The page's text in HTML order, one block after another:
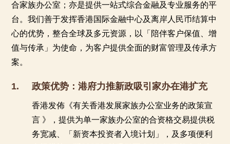
合家族办公室；亦是提供一站式综合金融及专业服务的平
台。我们善于发挥香港国际金融中心及离岸人民币结算中
心的优势，整合全球及多元资源，以「陪伴客户保值、增
值与传承」为使命，为客户提供全面的财富管理及传承方
案。
1. 政策优势：港府力推新政吸引家办在港扩充
香港发佈《有关香港发展家族办公室业务的政策宣
言 》，提供为单一家族办公室的合资格交易提供税
务宽减、「新资本投资者入境计划」，及多项便利